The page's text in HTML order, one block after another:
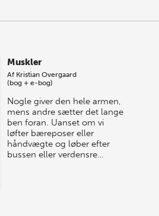
Muskler
Af Kristian Overgaard
(bog + e-bog)
Nogle giver den hele armen,
mens andre sætter det lange
ben foran. Uanset om vi
løfter bæreposer eller
håndvægte og løber efter
bussen eller verdensre…